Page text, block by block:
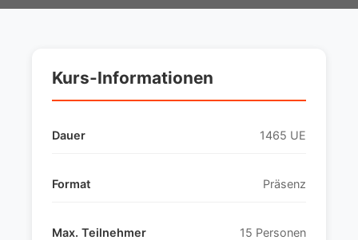
Kurs-Informationen
Dauer 1465 UE
Format Präsenz
Max. Teilnehmer 15 Personen